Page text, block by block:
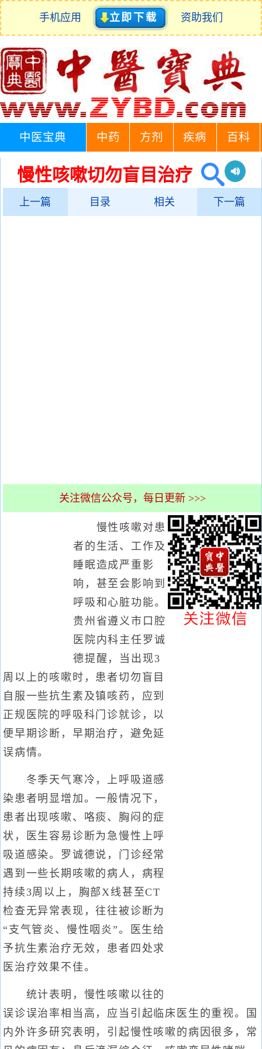
手机应用 立即下载 资助我们
中医宝典 中药 方剂 疾病 百科
慢性咳嗽切勿盲目治疗
上一篇 目录 相关 下一篇
关注微信公众号，每日更新 >>>
慢性咳嗽对患
者的生活、工作及
睡眠造成严重影
响，甚至会影响到
呼吸和心脏功能。
贵州省遵义市口腔
医院内科主任罗诚
德提醒，当出现3
周以上的咳嗽时，患者切勿盲目
自服一些抗生素及镇咳药，应到
正规医院的呼吸科门诊就诊，以
便早期诊断，早期治疗，避免延
误病情。
冬季天气寒冷，上呼吸道感
染患者明显增加。一般情况下，
患者出现咳嗽、咯痰、胸闷的症
状，医生容易诊断为急慢性上呼
吸道感染。罗诚德说，门诊经常
遇到一些长期咳嗽的病人，病程
持续3周以上，胸部X线甚至CT
检查无异常表现，往往被诊断为
“支气管炎、慢性咽炎”。医生给
予抗生素治疗无效，患者四处求
医治疗效果不佳。
统计表明，慢性咳嗽以往的
误诊误治率相当高，应当引起临床医生的重视。国
内外许多研究表明，引起慢性咳嗽的病因很多，常